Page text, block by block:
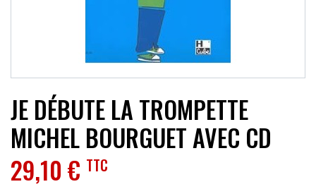
JE DÉBUTE LA TROMPETTE
MICHEL BOURGUET AVEC CD
29,10 € TTC
ACCESSOIRES
EFFETS
PROMOTIONS